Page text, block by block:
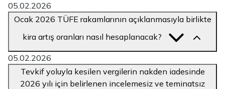
05.02.2026
Ocak 2026 TÜFE rakamlarının açıklanmasıyla birlikte
kira artış oranları nasıl hesaplanacak?
05.02.2026
Tevkif yoluyla kesilen vergilerin nakden iadesinde
2026 yılı için belirlenen incelemesiz ve teminatsız